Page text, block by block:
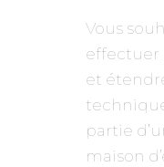
Vous
effectuer
et
partie
maison